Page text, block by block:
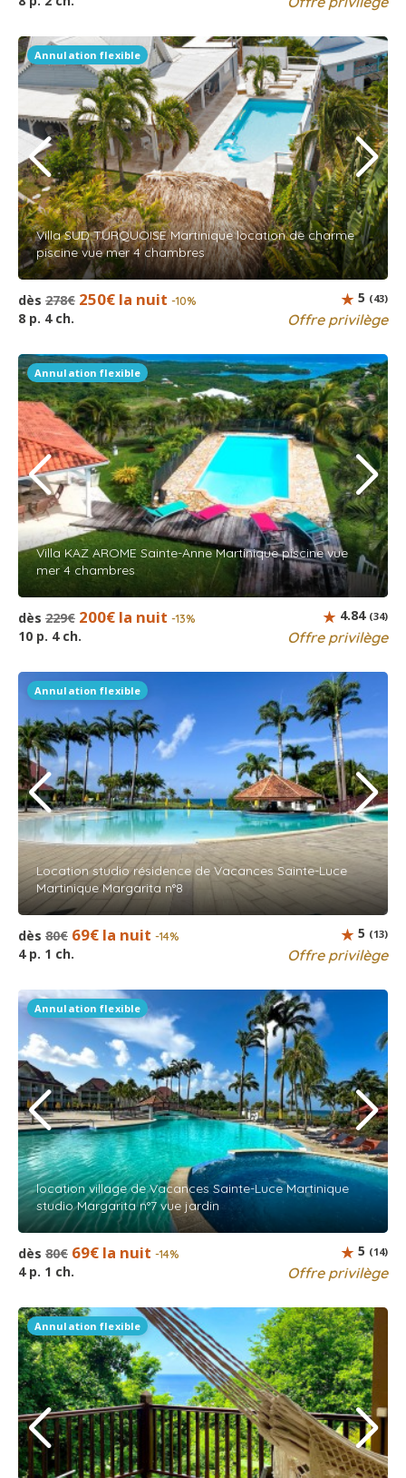
Annulation flexible
Villa SUD TURQUOISE Martinique location de charme
piscine vue mer 4 chambres
dès 278€ 250€ la nuit -10%
8 p. 4 ch. Offre privilège
5 (43)
Annulation flexible
Villa KAZ AROME Sainte-Anne Martinique piscine vue
mer 4 chambres
dès 229€ 200€ la nuit -13%
10 p. 4 ch. Offre privilège
4.84 (34)
Annulation flexible
Location studio résidence de Vacances Sainte-Luce
Martinique Margarita n°8
dès 80€ 69€ la nuit -14%
4 p. 1 ch. Offre privilège
5 (13)
Annulation flexible
location village de Vacances Sainte-Luce Martinique
studio Margarita n°7 vue jardin
dès 80€ 69€ la nuit -14%
4 p. 1 ch. Offre privilège
5 (14)
Annulation flexible